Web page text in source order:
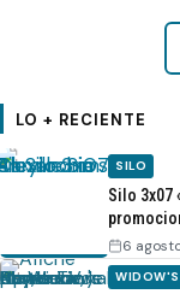
LO + RECIENTE
SILO
Silo 3x07
6
WIDOW'S